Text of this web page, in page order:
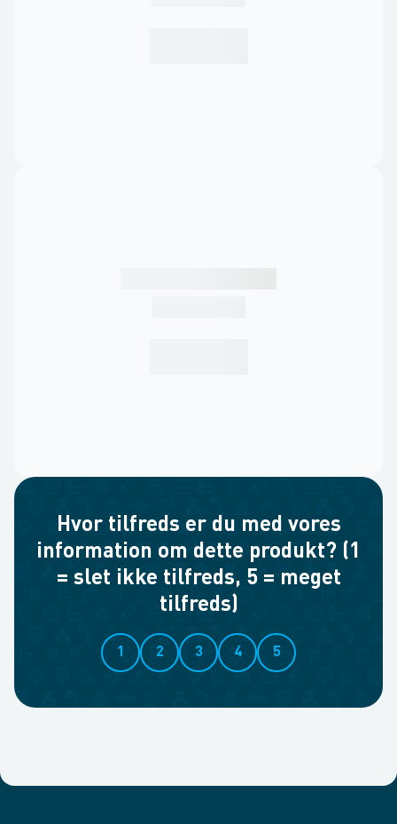
Hvor tilfreds er du med vores
information om dette produkt? (1
= slet ikke tilfreds, 5 = meget
tilfreds)
1 2 3 4 5